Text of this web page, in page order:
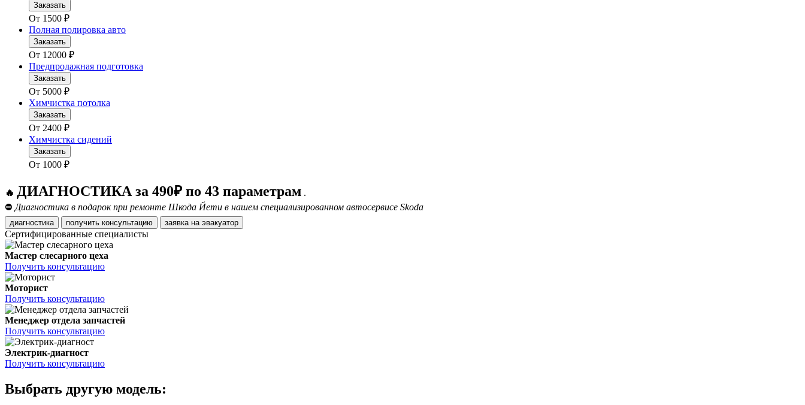
Заказать
От 1500 ₽
Полная полировка авто
Заказать
От 12000 ₽
Предпродажная подготовка
Заказать
От 5000 ₽
Химчистка потолка
Заказать
От 2400 ₽
Химчистка сидений
Заказать
От 1000 ₽
🔥 ДИАГНОСТИКА за 490₽ по 43 параметрам .
⛔ Диагностика в подарок при ремонте Шкода Йети в нашем специализированном автосервисе Skoda
диагностика получить консультацию заявка на эвакуатор
Сертифицированные специалисты
Мастер слесарного цеха
Получить консультацию
Моторист
Получить консультацию
Менеджер отдела запчастей
Получить консультацию
Электрик-диагност
Получить консультацию
Выбрать другую модель: